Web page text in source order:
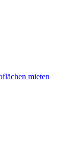
mieten